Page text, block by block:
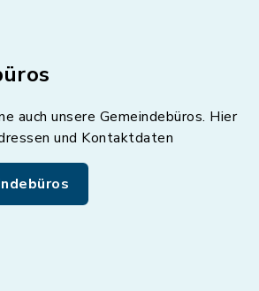
auch unsere Gemeindebüros. Hier
und Kontaktdaten